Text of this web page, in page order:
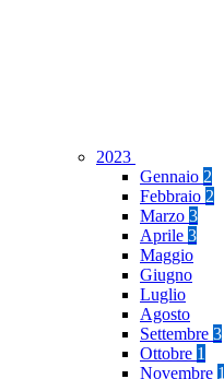
2023
Gennaio 2
Febbraio 2
Marzo 3
Aprile 3
Maggio
Giugno
Luglio
Agosto
Settembre 3
Ottobre 1
Novembre 1